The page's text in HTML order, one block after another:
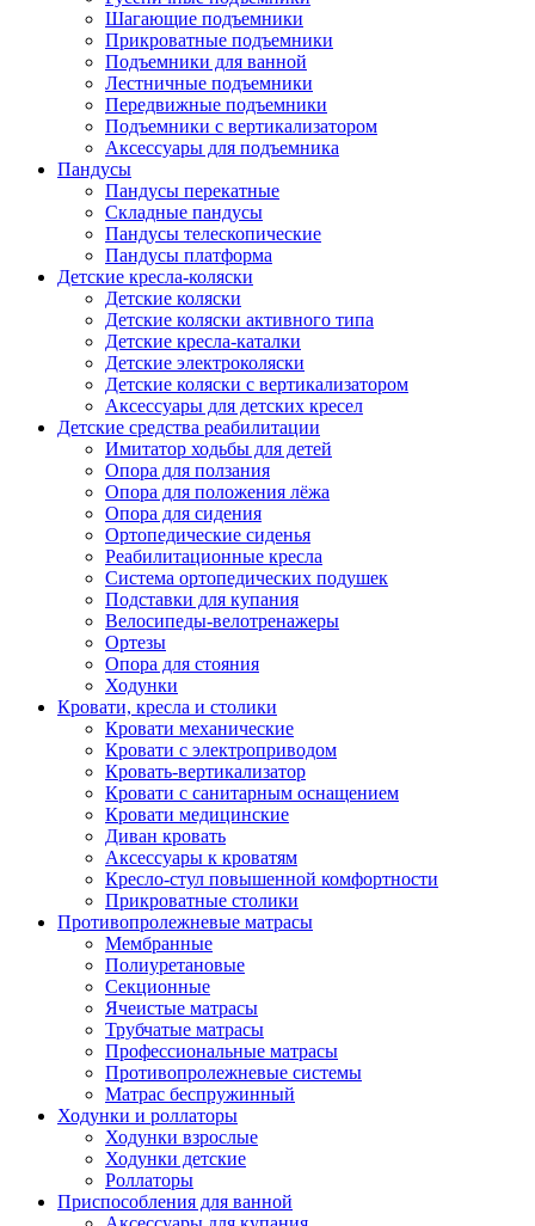
Шагающие подъемники
Прикроватные подъемники
Подъемники для ванной
Лестничные подъемники
Передвижные подъемники
Подъемники с вертикализатором
Аксессуары для подъемника
Пандусы
Пандусы перекатные
Складные пандусы
Пандусы телескопические
Пандусы платформа
Детские кресла-коляски
Детские коляски
Детские коляски активного типа
Детские кресла-каталки
Детские электроколяски
Детские коляски с вертикализатором
Аксессуары для детских кресел
Детские средства реабилитации
Имитатор ходьбы для детей
Опора для ползания
Опора для положения лёжа
Опора для сидения
Ортопедические сиденья
Реабилитационные кресла
Система ортопедических подушек
Подставки для купания
Велосипеды-велотренажеры
Ортезы
Опора для стояния
Ходунки
Кровати, кресла и столики
Кровати механические
Кровати с электроприводом
Кровать-вертикализатор
Кровати с санитарным оснащением
Кровати медицинские
Диван кровать
Аксессуары к кроватям
Кресло-стул повышенной комфортности
Прикроватные столики
Противопролежневые матрасы
Мембранные
Полиуретановые
Секционные
Ячеистые матрасы
Трубчатые матрасы
Профессиональные матрасы
Противопролежневые системы
Матрас беспружинный
Ходунки и роллаторы
Ходунки взрослые
Ходунки детские
Роллаторы
Приспособления для ванной